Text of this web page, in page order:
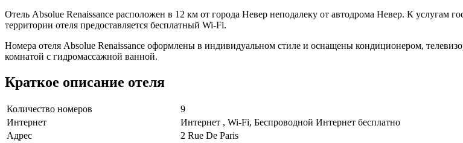
Отель Absolue Renaissance расположен в 12 км от города Невер неподалеку от автодрома Невер. К услугам
территории отеля предоставляется бесплатный Wi-Fi.
Номера отеля Absolue Renaissance оформлены в индивидуальном стиле и оснащены кондиционером,
комнатой с гидромассажной ванной.
Краткое описание отеля
Количество номеров
9
Интернет
Интернет , Wi-Fi, Беспроводной Интернет бесплатно
Адрес
2 Rue De Paris